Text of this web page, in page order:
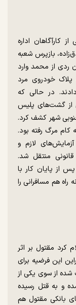
کارآگاهان اداره
بازپرس شعبه
ردی از محمد وارد
خودروی مرد
در حالی که
از گشت‌های پلیس
شهر کشف کرد.
مرگ رفته بود.
لازم و
منتقل شد.
از پایان کار با
هم مسافرانی را
کرد مقتول بر اثر
این فرضیه برای
شده از سوی یکی از
و به قتل رسیده
بانکی مقتول هم